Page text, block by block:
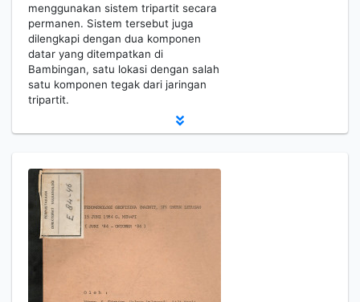
menggunakan sistem tripartit secara
permanen. Sistem tersebut juga
dilengkapi dengan dua komponen
datar yang ditempatkan di
Bambingan, satu lokasi dengan salah
satu komponen tegak dari jaringan
tripartit.